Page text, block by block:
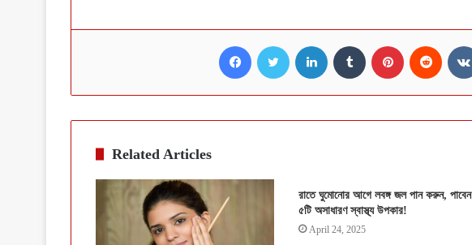
Facebook Twitter LinkedIn Tumblr Pinterest Reddit
Related Articles
রাতে ঘুমোনোর আগে লবঙ্গ জল পান করুন, পাবেন
৫টি অসাধারণ স্বাস্থ্য উপকার!
April 24, 2025